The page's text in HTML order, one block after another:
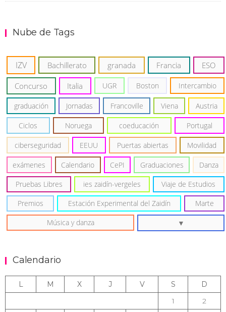
Nube de Tags
IZV Bachillerato granada Francia ESO
Concurso Italia UGR Boston Intercambio
graduación Jornadas Francoville Viena Austria
Ciclos Noruega coeducación Portugal
ciberseguridad EEUU Puertas abiertas Movilidad
exámenes Calendario CePI Graduaciones Danza
Pruebas Libres ies zaidín-vergeles Viaje de Estudios
Premios Estación Experimental del Zaidín Marte
Música y danza
Calendario
L M X J V S
D
1
2